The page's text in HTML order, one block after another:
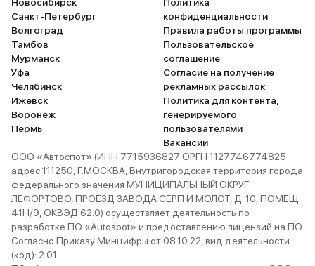
Санкт-Петербург
Волгоград
Тамбов
Мурманск
Уфа
Челябинск
Ижевск
Воронеж
Пермь
конфиденциальности
Правила работы программы
Пользовательское
соглашение
Согласие на получение
рекламных рассылок
Политика для контента,
генерируемого
пользователями
Вакансии
ООО «Автоспот» (ИНН 7715936827 ОРГН 1127746774825
адрес 111250, Г.МОСКВА, Внутригородская территория города
федерального значения МУНИЦИПАЛЬНЫЙ ОКРУГ
ЛЕФОРТОВО, ПРОЕЗД ЗАВОДА СЕРП И МОЛОТ, Д. 10, ПОМЕЩ.
41Н/9, ОКВЭД 62.0) осуществляет деятельность по
разработке ПО «Autospot» и предоставлению лицензий на ПО.
Согласно Приказу Минцифры от 08.10.22, вид деятельности
(код): 2.01.